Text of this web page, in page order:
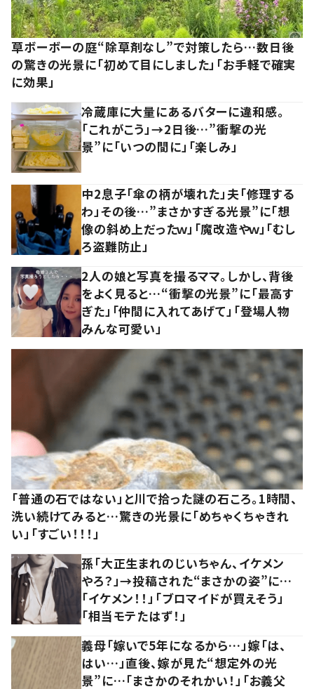
草ボーボーの庭“除草剤なし”で対策したら…数日後
の驚きの光景に「初めて目にしました」「お手軽で確実
に効果」
冷蔵庫に大量にあるバターに違和感。
「これがこう」→2日後…”衝撃の光
景”に「いつの間に」「楽しみ」
中2息子「傘の柄が壊れた」夫「修理する
わ」その後…”まさかすぎる光景”に「想
像の斜め上だったｗ」「魔改造やｗ」「むし
ろ盗難防止」
2人の娘と写真を撮るママ。しかし、背後
をよく見ると…“衝撃の光景”に「最高す
ぎた」「仲間に入れてあげて」「登場人物
みんな可愛い」
「普通の石ではない」と川で拾った謎の石ころ。1時間、
洗い続けてみると…驚きの光景に「めちゃくちゃきれ
い」「すごい！！！」
孫「大正生まれのじいちゃん、イケメン
やろ？」→投稿された“まさかの姿”に…
「イケメン！！」「ブロマイドが買えそう」
「相当モテたはず！」
義母「嫁いで5年になるから…」嫁「は、
はい…」直後、嫁が見た“想定外の光
景”に…「まさかのそれかい！」「お義父